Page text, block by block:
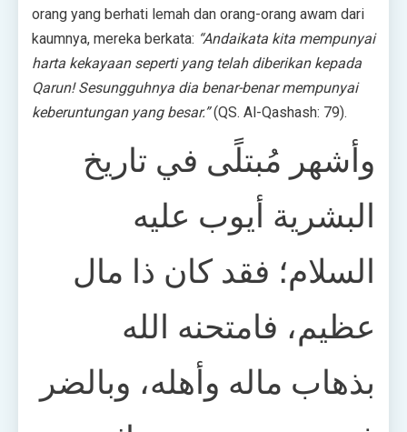
orang yang berhati lemah dan orang-orang awam dari
kaumnya, mereka berkata: “Andaikata kita mempunyai
harta kekayaan seperti yang telah diberikan kepada
Qarun! Sesungguhnya dia benar-benar mempunyai
keberuntungan yang besar.”(QS. Al-Qashash: 79).
وأشهر مُبتلًى في تاريخ
البشرية أيوب عليه
السلام؛ فقد كان ذا مال
عظيم، فامتحنه الله
بذهاب ماله وأهله، وبالضر